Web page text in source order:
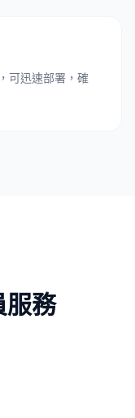
可迅速部署，確
服務